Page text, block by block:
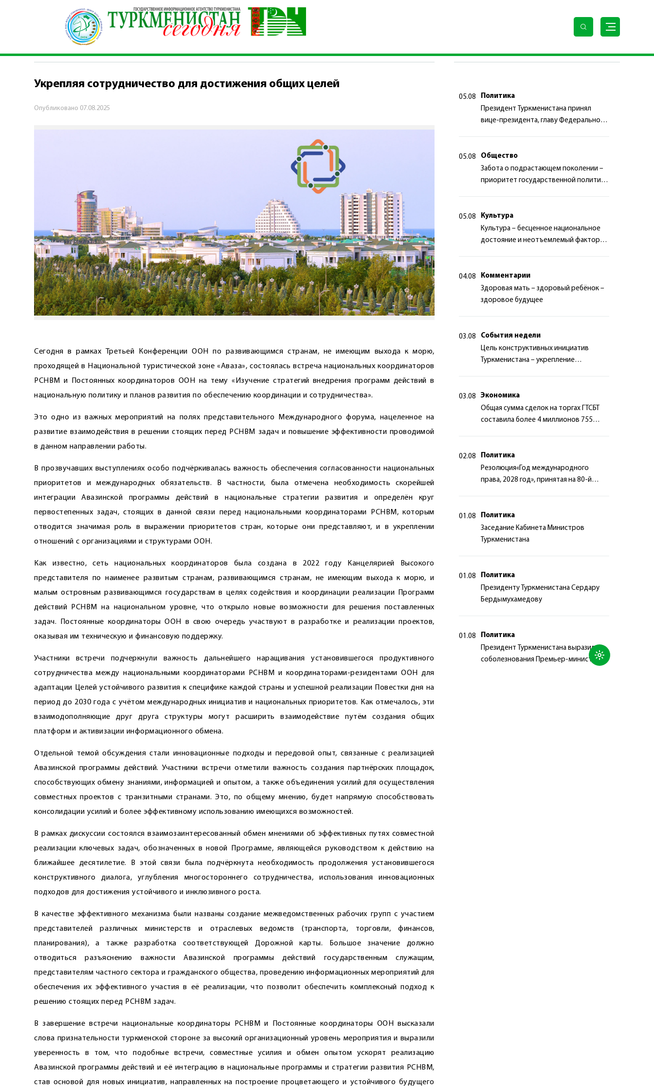
\ Экономика \ Укрепляя сотрудничество для достижения общих целей
ЭКОНОМИКА
Укрепляя сотрудничество для достижения общих целей
Опубликовано 07.08.2025
Сегодня в рамках Третьей Конференции ООН по развивающимся странам, не имеющим выхода к морю,
проходящей в Национальной туристической зоне «Аваза», состоялась встреча национальных координаторов
РСНВМ и Постоянных координаторов ООН на тему «Изучение стратегий внедрения программ действий в
национальную политику и планов развития по обеспечению координации и сотрудничества».
Это одно из важных мероприятий на полях представительного Международного форума, нацеленное на
развитие взаимодействия в решении стоящих перед РСНВМ задач и повышение эффективности проводимой
в данном направлении работы.
В прозвучавших выступлениях особо подчёркивалась важность обеспечения согласованности национальных
приоритетов и международных обязательств. В частности, была отмечена необходимость скорейшей
интеграции Авазинской программы действий в национальные стратегии развития и определён круг
первостепенных задач, стоящих в данной связи перед национальными координаторами РСНВМ, которым
отводится значимая роль в выражении приоритетов стран, которые они представляют, и в укреплении
отношений с организациями и структурами ООН.
Как известно, сеть национальных координаторов была создана в 2022 году Канцелярией Высокого
представителя по наименее развитым странам, развивающимся странам, не имеющим выхода к морю, и
малым островным развиваю­щимся государствам в целях содействия и координации реализации Программ
действий РСНВМ на национальном уровне, что открыло новые возможности для решения поставленных
задач. Постоянные координаторы ООН в свою очередь участвуют в разработке и реализации проектов,
оказывая им техническую и финансовую поддержку.
Участники встречи подчеркнули важность дальнейшего наращивания установившегося продуктивного
сотрудничества между национальными координаторами РСНВМ и координаторами-резидентами ООН для
адаптации Целей устойчивого развития к специфике каждой страны и успешной реализации Повестки дня на
период до 2030 года с учётом международных инициатив и национальных приоритетов. Как отмечалось, эти
взаимодополняющие друг друга структуры могут расширить взаимодействие путём создания общих
платформ и активизации информационного обмена.
Отдельной темой обсуждения стали инновационные подходы и передовой опыт, связанные с реализацией
Авазинской программы действий. Участники встречи отметили важность создания партнёрских площадок,
способствующих обмену знаниями, информацией и опытом, а также объединения усилий для осуществления
совместных проектов с транзитными странами. Это, по общему мнению, будет напрямую способствовать
консолидации усилий и более эффективному использованию имеющихся возможностей.
В рамках дискуссии состоялся взаимозаинтересованный обмен мнениями об эффективных путях совместной
реализации ключевых задач, обозначенных в новой Программе, являющейся руководством к действию на
ближайшее десятилетие. В этой связи была подчёркнута необходимость продолжения установившегося
конструктивного диалога, углубления многостороннего сотрудничества, использования инновационных
подходов для достижения устойчивого и инклюзивного роста.
В качестве эффективного механизма были названы создание межведомственных рабочих групп с участием
представителей различных министерств и отраслевых ведомств (транспорта, торговли, финансов,
планирования), а также разработка соответствующей Дорожной карты. Большое значение должно
отводиться разъяснению важности Авазинской программы действий государственным служащим,
представителям частного сектора и гражданского общества, проведению информационных мероприятий для
обеспечения их эффективного участия в её реализации, что позволит обеспечить комплексный подход к
решению стоящих перед РСНВМ задач.
В завершение встречи национальные координаторы РСНВМ и Постоянные координаторы ООН высказали
слова признательности турк­менской стороне за высокий организационный уровень мероприятия и выразили
уверенность в том, что подобные встречи, совместные усилия и обмен опытом ускорят реализацию
Авазинской программы действий и её интеграцию в национальные программы и стратегии развития РСНВМ,
став основой для новых инициатив, направленных на построение процветающего и устойчивого будущего
05.08
Политика
Президент Туркменистана принял
вице-президента, главу Федерального
05.08
Общество
Забота о подрастающем поколении –
приоритет государственной политики
05.08
Культура
Культура – бесценное национальное
достояние и неотъемлемый фактор
04.08
Комментарии
Здоровая мать – здоровый ребёнок –
здоровое будущее
03.08
События недели
Цель конструктивных инициатив
Туркменистана – укрепление
03.08
Экономика
Общая сумма сделок на торгах ГТСБТ
составила более 4 миллионов 755
02.08
Политика
Резолюция«Год международного
права, 2028 год», принятая на 80-й
01.08
Политика
Заседание Кабинета Министров
Туркменистана
01.08
Политика
Президенту Туркменистана Сердару
Бердымухамедову
01.08
Политика
Президент Туркменистана выразил
соболезнования Премьер-министру